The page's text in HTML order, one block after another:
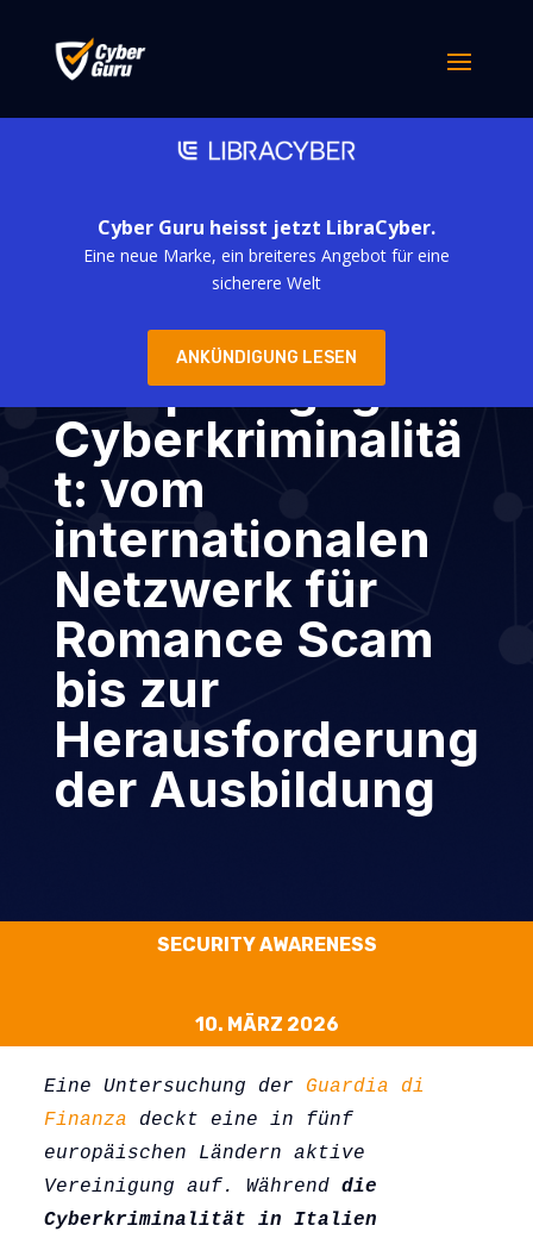
Cyber Guru heisst jetzt LibraCyber.
Eine neue Marke, ein breiteres Angebot für eine
sicherere Welt
ANKÜNDIGUNG LESEN
Cuneo im
Zentrum des
Kampfes gegen
Cyberkriminalitä
t: vom
internationalen
Netzwerk für
Romance Scam
bis zur
Herausforderung
der Ausbildung
SECURITY AWARENESS
10. MÄRZ 2026
Eine Untersuchung der Guardia di
Finanza deckt eine in fünf
europäischen Ländern aktive
Vereinigung auf. Während die
Cyberkriminalität in Italien